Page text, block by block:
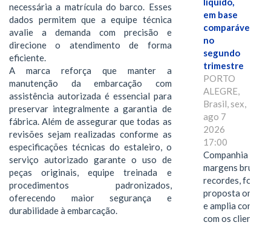
necessária a matrícula do barco. Esses
dados permitem que a equipe técnica
avalie a demanda com precisão e
direcione o atendimento de forma
eficiente.
A marca reforça que manter a
manutenção da embarcação com
assistência autorizada é essencial para
preservar integralmente a garantia de
fábrica. Além de assegurar que todas as
revisões sejam realizadas conforme as
especificações técnicas do estaleiro, o
serviço autorizado garante o uso de
peças originais, equipe treinada e
procedimentos padronizados,
oferecendo maior segurança e
durabilidade à embarcação.
em base
comparável,
no
segundo
trimestre
PORTO
ALEGRE,
Brasil, sex,
ago 7
2026
17:00
Companhia
margens brutas
recordes,
proposta
e amplia
com os clientes